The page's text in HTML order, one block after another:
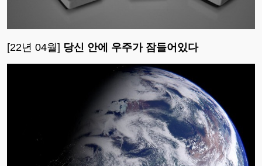
[22년 04월] 당신 안에 우주가 잠들어있다